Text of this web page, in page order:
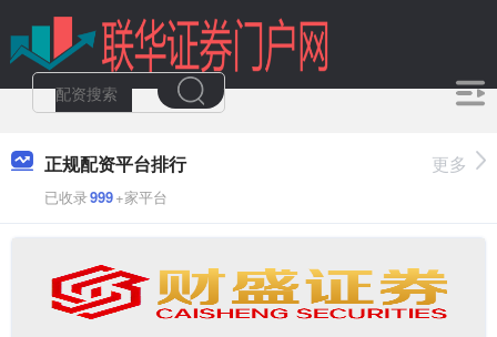
正规配资平台排行
已收录999+家平台
更多